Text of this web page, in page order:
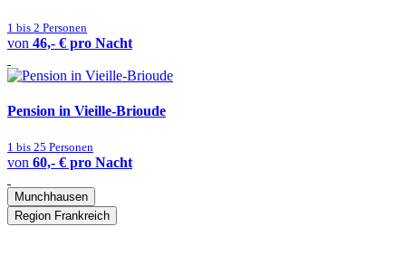
1 bis 2 Personen
von 46,- € pro Nacht
Pension in Vieille-Brioude
1 bis 25 Personen
von 60,- € pro Nacht
Munchhausen
Region Frankreich